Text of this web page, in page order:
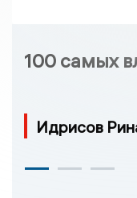
100 самых
Идрисов